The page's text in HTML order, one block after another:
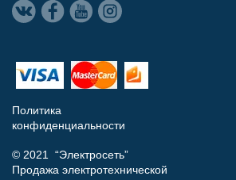
Политика
конфиденциальности
© 2021 “Электросеть”
Продажа электротехнической